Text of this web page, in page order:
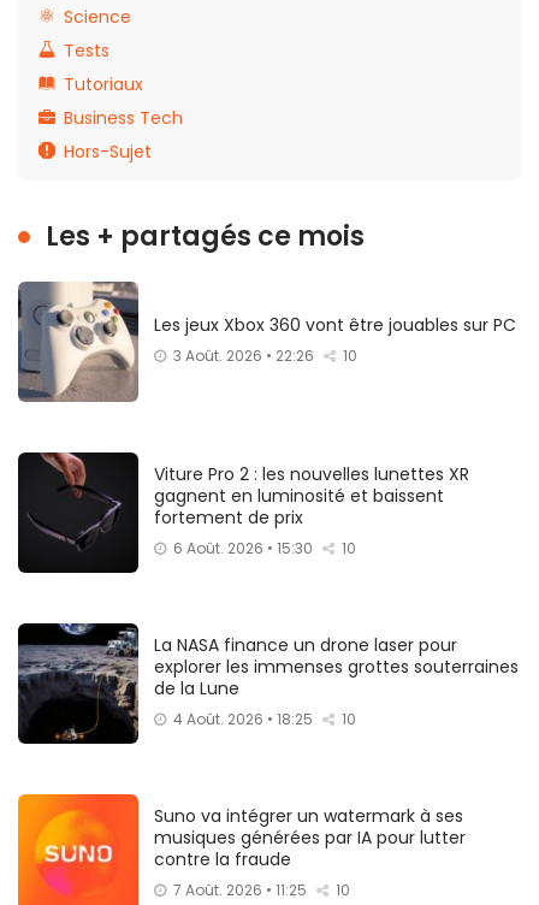
Science
Tests
Tutoriaux
Business Tech
Hors-Sujet
Les + partagés ce mois
Les jeux Xbox 360 vont être jouables sur PC
3 Août. 2026 • 22:26 10
Viture Pro 2 : les nouvelles lunettes XR
gagnent en luminosité et baissent
fortement de prix
6 Août. 2026 • 15:30 10
La NASA finance un drone laser pour
explorer les immenses grottes souterraines
de la Lune
4 Août. 2026 • 18:25 10
Suno va intégrer un watermark à ses
musiques générées par IA pour lutter
contre la fraude
7 Août. 2026 • 11:25 10